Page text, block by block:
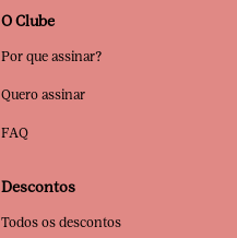
O Clube
Por que assinar?
Quero assinar
FAQ
Descontos
Todos os descontos